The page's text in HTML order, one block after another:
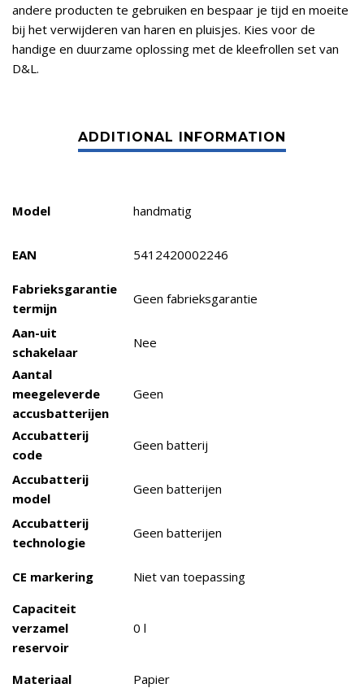
andere producten te gebruiken en bespaar je tijd en moeite
bij het verwijderen van haren en pluisjes. Kies voor de
handige en duurzame oplossing met de kleefrollen set van
D&L.
Model handmatig
EAN 5412420002246
Fabrieksgarantie
termijn
Geen fabrieksgarantie
Aan-uit
schakelaar
Nee
Aantal
meegeleverde
accusbatterijen
Geen
Accubatterij
code
Geen batterij
Accubatterij
model
Geen batterijen
Accubatterij
technologie
Geen batterijen
CE markering
Niet van toepassing
Capaciteit
verzamel
reservoir
0 l
Materiaal Papier